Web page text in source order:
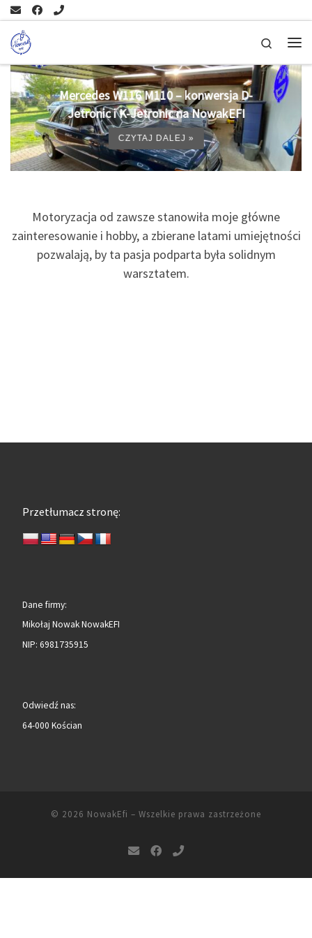
Skip to content
Search
Mercedes W116 M110 – konwersja D-
Jetronic i K-Jetronic na NowakEFI
CZYTAJ DALEJ »
Motoryzacja od zawsze stanowiła moje główne
zainteresowanie i hobby, a zbierane latami umiejętności
pozwalają, by ta pasja podparta była solidnym
warsztatem.
Przetłumacz stronę:
Dane firmy:
Mikołaj Nowak NowakEFI
NIP: 6981735915
Odwiedź nas:
64-000 Kościan
© 2026 NowakEfi – Wszelkie prawa zastrzeżone